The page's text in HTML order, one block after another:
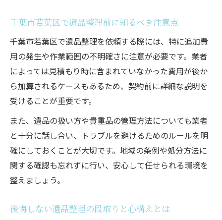
極め方
千葉若葉区で実績豊富な遺品整理業者の特
徴
丁寧な遺品整理対応ができる業者の選び方
遺品整理で確認すべき資格や保証内容の重
要性
口コミや事例から見抜く優良遺品整理業者
の条件
トラブル回避に役立つ遺品整理のチェック事項
遺品整理前に必ず確認したい見積もり内容
作業範囲や追加料金を明確にする遺品整理
遺品整理の日程調整で注意すべきポイント
千葉市若葉区で遺品整理前に知るべき注意点
千葉市若葉区で遺品整理を依頼する際には、特に追加費
用の発生や作業範囲の不明確さに注意が必要です。業者
によっては見積もり時に含まれていなかった費用が後か
ら加算されるケースもあるため、契約前に詳細な説明を
受けることが重要です。
また、遺品の扱い方や貴重品の管理方法についても業者
と十分に話し合い、トラブルを避けるためのルールを明
確にしておくことが大切です。地域の条例や処分方法に
関する確認も忘れずに行い、安心して任せられる環境を
整えましょう。
後悔しない遺品整理の段取りと心構えとは